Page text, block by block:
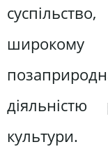
широкому
діяльністю
культури.